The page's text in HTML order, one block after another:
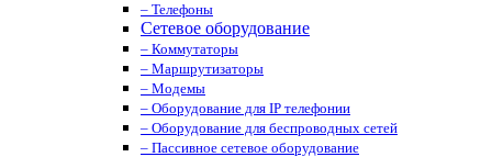
– Телефоны
Сетевое оборудование
– Коммутаторы
– Маршрутизаторы
– Модемы
– Оборудование для IP телефонии
– Оборудование для беспроводных сетей
– Пассивное сетевое оборудование